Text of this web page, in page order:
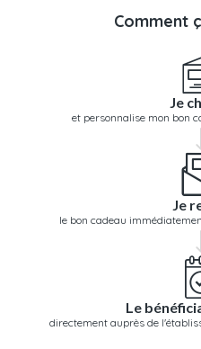
Comment
Je
et personnalise mon bon
Je
le bon cadeau
Le
directement auprès de